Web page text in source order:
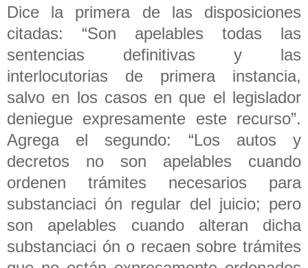
Dice la primera de las disposiciones
citadas: “Son apelables todas las
sentencias definitivas y las
interlocutorias de primera instancia,
salvo en los casos en que el legislador
deniegue expresamente este recurso”.
Agrega el segundo: “Los autos y
decretos no son apelables cuando
ordenen trámites necesarios para
substanciaci ón regular del juicio; pero
son apelables cuando alteran dicha
substanciaci ón o recaen sobre trámites